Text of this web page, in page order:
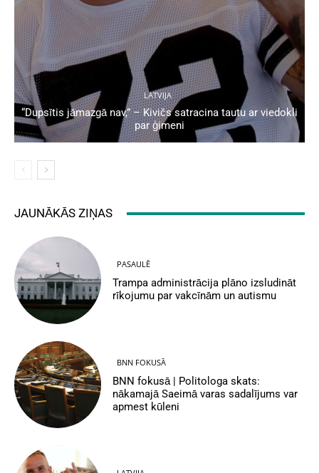
LATVIJA
“Dupsītis jāmazgā nav,” – Kivičs satracina tautu ar viedokli
par ģimeni
JAUNĀKĀS ZIŅAS
PASAULĒ
Trampa administrācija plāno izsludināt
rīkojumu par vakcīnām un autismu
BNN FOKUSĀ
BNN fokusā | Politologa skats:
nākamajā Saeimā varas sadalījums var
apmest kūleni